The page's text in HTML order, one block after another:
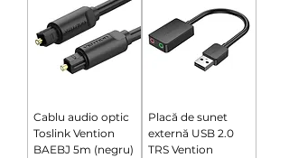
Cablu audio optic
Toslink Vention
BAEBJ 5m (negru)
Placă de sunet
externă USB 2.0
TRS Vention